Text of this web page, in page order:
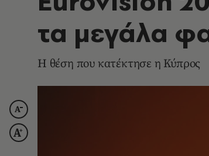
τα μεγάλα
Η θέση που κατέκτησε η Κύπρος